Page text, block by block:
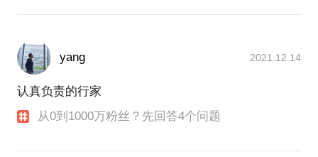
yang 2021.12.14
认真负责的行家
从0到1000万粉丝？先回答4个问题